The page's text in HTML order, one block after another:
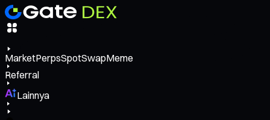
MarketPerpsSpotSwapMeme
Referral
Lainnya